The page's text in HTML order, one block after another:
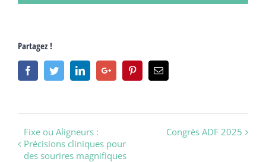
Partagez !
FacebookTwitterLinkedinGoogle+ PinterestEmail
Navigation
évènement
Fixe ou Aligneurs :
Précisions cliniques pour
des sourires magnifiques
Congrès ADF 2025